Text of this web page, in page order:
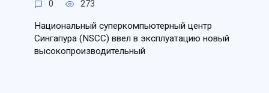
0 273
Национальный суперкомпьютерный центр
Сингапура (NSCC) ввел в эксплуатацию новый
высокопроизводительный